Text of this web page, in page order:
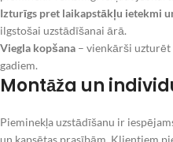
Izturīgs pret laikapstākļu ietekmi
ilgstošai uzstādīšanai ārā.
Viegla kopšana – vienkārši uzturēt
gadiem.
Montāža un
Pieminekļa uzstādīšanu ir